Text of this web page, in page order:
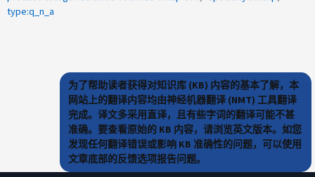
type:q_n_a
为了帮助读者获得对知识库 (KB) 内容的基本了解，本
网站上的翻译内容均由神经机器翻译 (NMT) 工具翻译
完成。译文多采用直译，且有些字词的翻译可能不甚
准确。要查看原始的 KB 内容，请浏览英文版本。如您
发现任何翻译错误或影响 KB 准确性的问题，可以使用
文章底部的反馈选项报告问题。